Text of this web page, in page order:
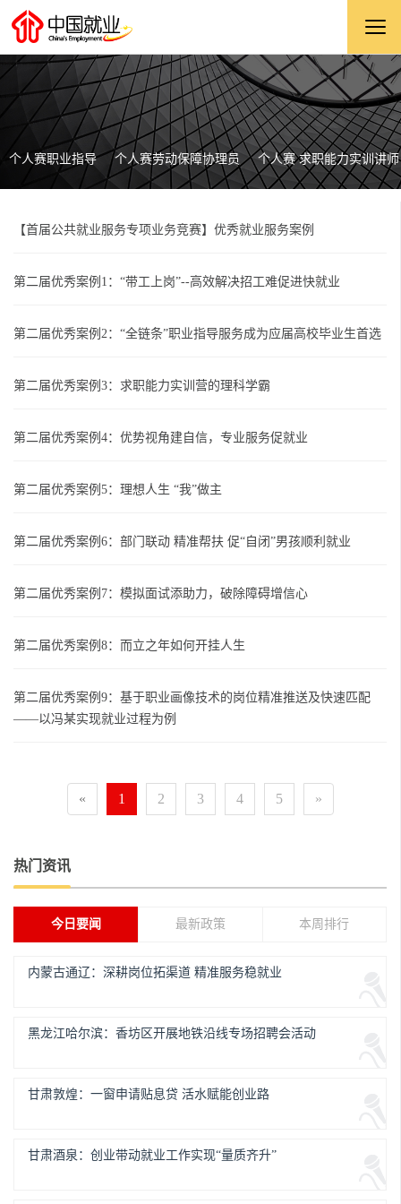
个人赛职业指导 个人赛劳动保障协理员 个人赛 求职能力实训讲师
【首届公共就业服务专项业务竞赛】优秀就业服务案例
第二届优秀案例1：“带工上岗”--高效解决招工难促进快就业
第二届优秀案例2：“全链条”职业指导服务成为应届高校毕业生首选
第二届优秀案例3：求职能力实训营的理科学霸
第二届优秀案例4：优势视角建自信，专业服务促就业
第二届优秀案例5：理想人生 “我”做主
第二届优秀案例6：部门联动 精准帮扶 促“自闭”男孩顺利就业
第二届优秀案例7：模拟面试添助力，破除障碍增信心
第二届优秀案例8：而立之年如何开挂人生
第二届优秀案例9：基于职业画像技术的岗位精准推送及快速匹配
——以冯某实现就业过程为例
« 1 2 3 4 5 »
热门资讯
今日要闻 最新政策 本周排行
内蒙古通辽：深耕岗位拓渠道 精准服务稳就业
黑龙江哈尔滨：香坊区开展地铁沿线专场招聘会活动
甘肃敦煌：一窗申请贴息贷 活水赋能创业路
甘肃酒泉：创业带动就业工作实现“量质齐升”